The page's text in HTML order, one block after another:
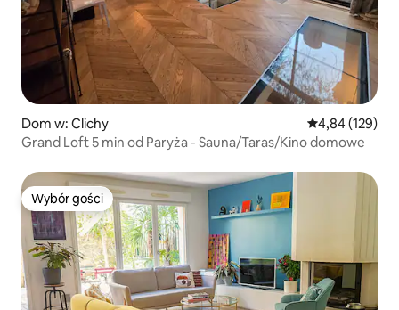
Dom w: Clichy Średnia
4,84 (129)
Grand Loft 5 min od Paryża - Sauna/Taras/Kino domowe
Wybór gości
Wybór gości